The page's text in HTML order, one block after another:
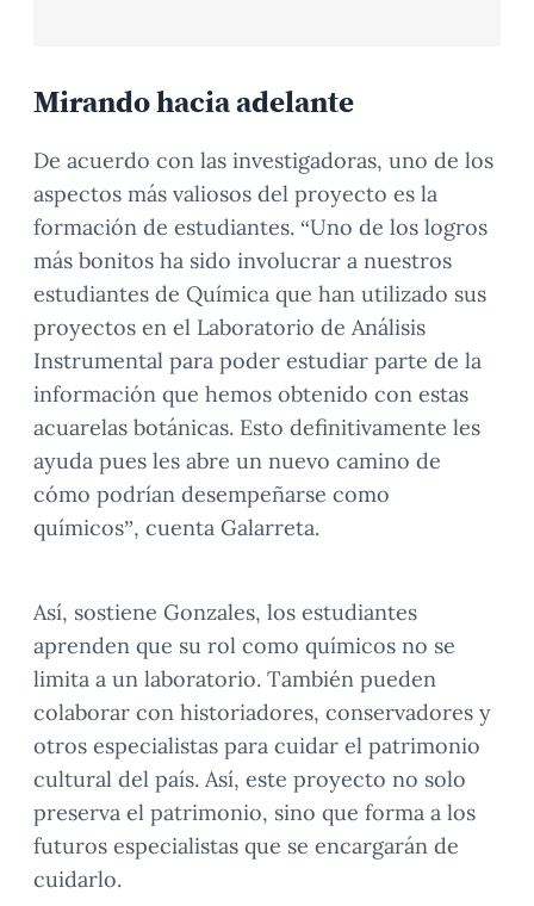
Mirando hacia adelante
De acuerdo con las investigadoras, uno de los
aspectos más valiosos del proyecto es la
formación de estudiantes. “Uno de los logros
más bonitos ha sido involucrar a nuestros
estudiantes de Química que han utilizado sus
proyectos en el Laboratorio de Análisis
Instrumental para poder estudiar parte de la
información que hemos obtenido con estas
acuarelas botánicas. Esto definitivamente les
ayuda pues les abre un nuevo camino de
cómo podrían desempeñarse como
químicos”, cuenta Galarreta.
Así, sostiene Gonzales, los estudiantes
aprenden que su rol como químicos no se
limita a un laboratorio. También pueden
colaborar con historiadores, conservadores y
otros especialistas para cuidar el patrimonio
cultural del país. Así, este proyecto no solo
preserva el patrimonio, sino que forma a los
futuros especialistas que se encargarán de
cuidarlo.